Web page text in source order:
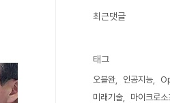
최근댓글
태그
오블완 인공지능
미래기술
마이크로소